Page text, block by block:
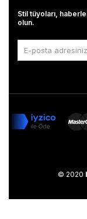
Stil tüyoları,
olun.
© 2020